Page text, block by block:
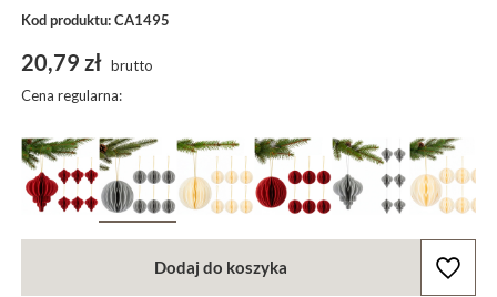
Kod produktu: CA1495
20,79 zł brutto
Cena regularna:
Dodaj do koszyka